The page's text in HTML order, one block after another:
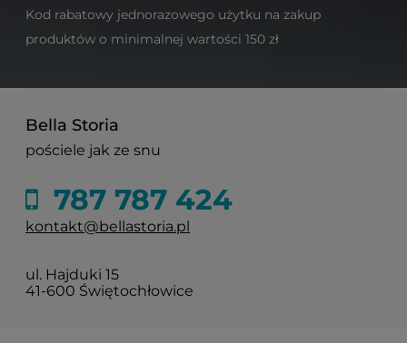
Kod rabatowy jednorazowego użytku na zakup
produktów o minimalnej wartości 150 zł
Bella Storia
pościele jak ze snu
787 787 424
kontakt@bellastoria.pl
ul. Hajduki 15
41-600 Świętochłowice